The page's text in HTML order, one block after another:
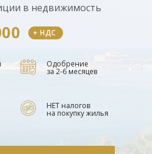
в недвижимость
Одобрение
за 2-6 месяцев
НЕТ налогов
на покупку жилья
+ НДС